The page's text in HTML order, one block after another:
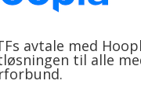
avtale med
til alle